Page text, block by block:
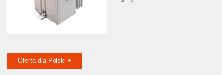
Oferta dla Polski +